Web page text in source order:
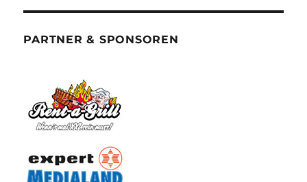
PARTNER & SPONSOREN